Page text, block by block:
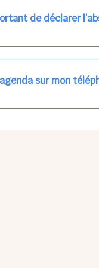
de déclarer
enfants à accueillir,
car les repas sont
sur mon
sur l'App Store ni